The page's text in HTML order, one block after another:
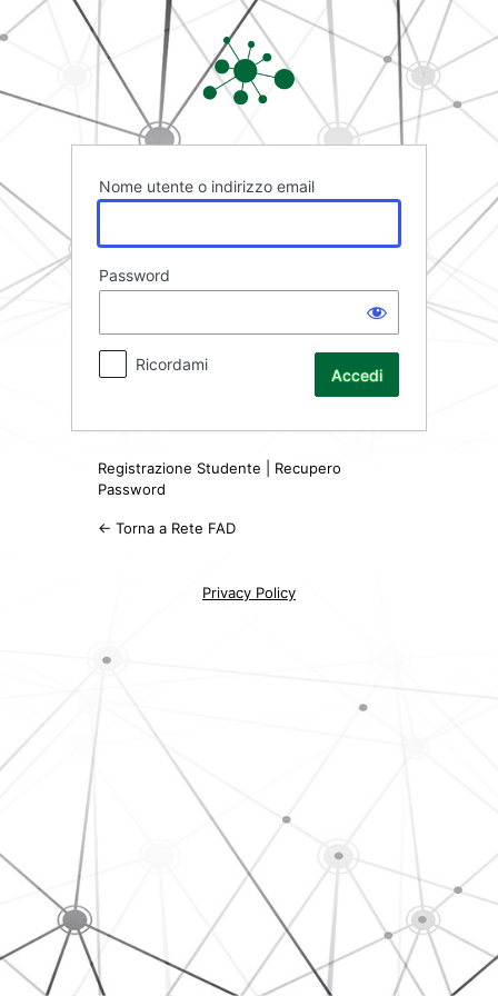
Accedi
Rete FAD
Nome utente o indirizzo email
Password
Ricordami
Registrazione Studente
Recupero
Password
← Torna a Rete FAD
Privacy Policy